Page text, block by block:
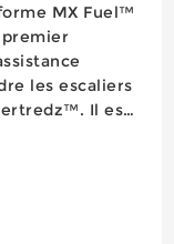
MX Fuel™
premier
les escaliers
Il est